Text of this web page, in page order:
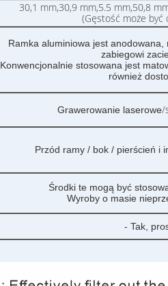
30,1 mm,30,9 mm,5.5 mm,50,8
(Gęstość może być
Ramka aluminiowa jest
zabiegowi
Konwencjonalnie stosowana jest
również
Grawerowanie laserowe/
Przód ramy / bok / pierścień i
Środki te mogą być
Wyroby o masie
- Tak,